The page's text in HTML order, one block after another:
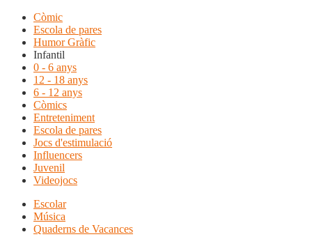
Còmic
Escola de pares
Humor Gràfic
Infantil
0 - 6 anys
12 - 18 anys
6 - 12 anys
Còmics
Entreteniment
Escola de pares
Jocs d'estimulació
Influencers
Juvenil
Videojocs
Escolar
Música
Quaderns de Vacances